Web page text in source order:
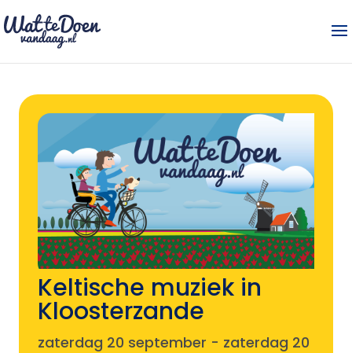
Keltische muziek in
Kloosterzande
zaterdag 20 september - zaterdag 20